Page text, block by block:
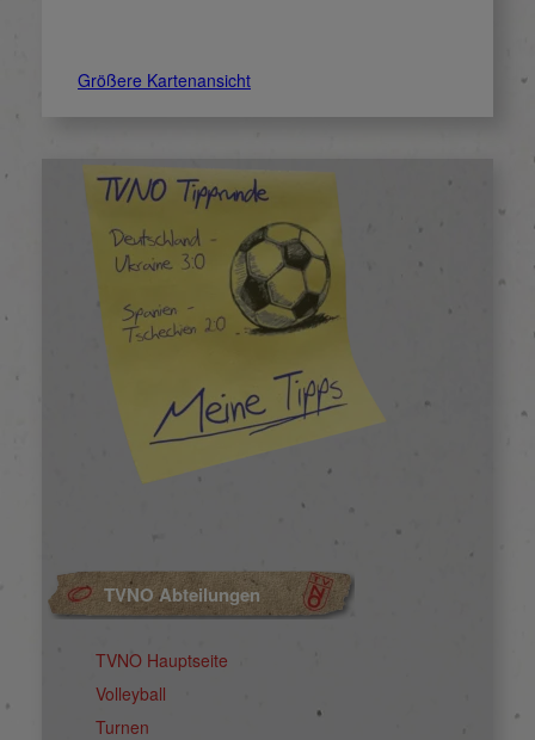
Größere Kartenansicht
TVNO Abteilungen
TVNO Hauptseite
Volleyball
Turnen